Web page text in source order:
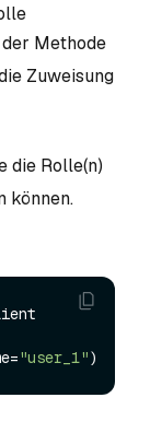
Methode
Zuweisung
die Rolle(n)
können.
"user_1"